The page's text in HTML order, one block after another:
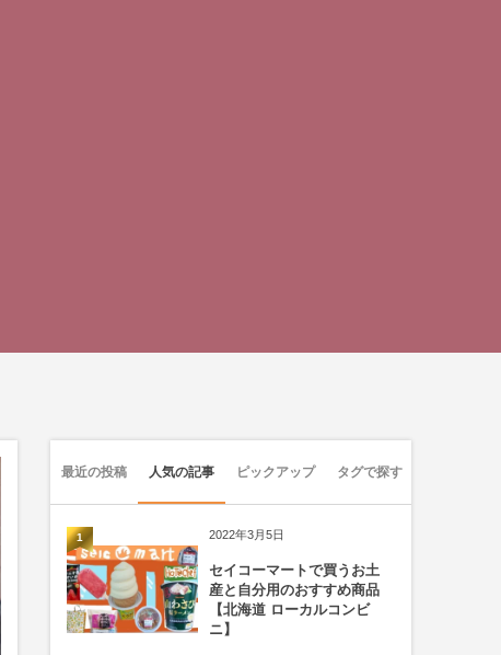
最近の投稿 人気の記事 ピックアップ タグで探す
2022年3月5日
セイコーマートで買うお土
産と自分用のおすすめ商品
【北海道 ローカルコンビ
ニ】
1